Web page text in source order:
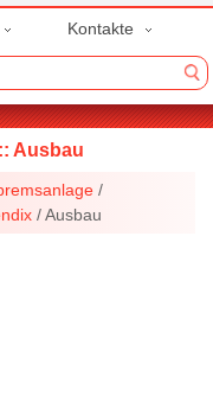
Kontakte
Ausbau
/
/ Ausbau